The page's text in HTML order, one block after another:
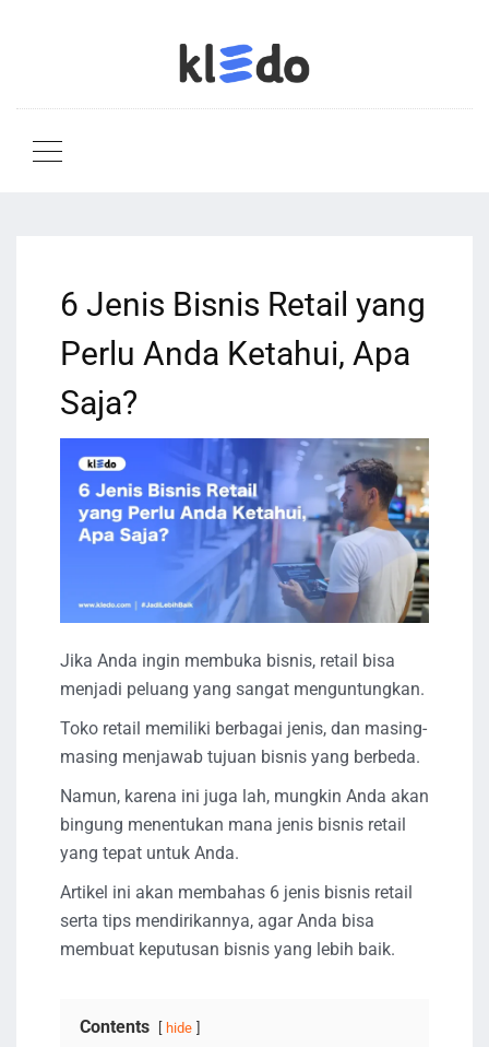
6 Jenis Bisnis Retail yang
Perlu Anda Ketahui, Apa
Saja?
Jika Anda ingin membuka bisnis, retail bisa
menjadi peluang yang sangat menguntungkan.
Toko retail memiliki berbagai jenis, dan masing-
masing menjawab tujuan bisnis yang berbeda.
Namun, karena ini juga lah, mungkin Anda akan
bingung menentukan mana jenis bisnis retail
yang tepat untuk Anda.
Artikel ini akan membahas 6 jenis bisnis retail
serta tips mendirikannya, agar Anda bisa
membuat keputusan bisnis yang lebih baik.
Contents hide